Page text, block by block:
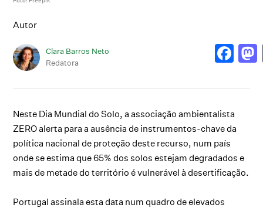
Autor
Clara Barros Neto
Redatora
Neste Dia Mundial do Solo, a associação ambientalista
ZERO alerta para a ausência de instrumentos-chave da
política nacional de proteção deste recurso, num país
onde se estima que 65% dos solos estejam degradados e
mais de metade do território é vulnerável à desertificação.
Portugal assinala esta data num quadro de elevados